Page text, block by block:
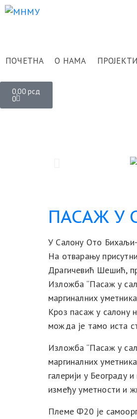
ПОЧЕТНА О НАМА
0,00 рсд
0
ПАСАЖ У
У Салону Ото
На отварању
Драгичевић Шешић,
Изложба “Пасаж у
маргиналних
Кроз пасаж у салону
можда је тамо иста
Изложба “Пасаж у
маргиналних
галерији у Београду
између уметности и
Племе Ф20 је